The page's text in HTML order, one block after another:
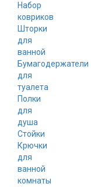
Набор
ковриков
Шторки
для
ванной
Бумагодержатели
для
туалета
Полки
для
душа
Стойки
Крючки
для
ванной
комнаты